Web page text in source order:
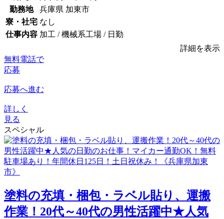
勤務地
兵庫県 加東市
寮・社宅 なし
仕事内容 加工 / 機械系工場 / 日勤
詳細を表示
無料電話で
応募
応募へ進む
詳しく
見る
スペシャル
塗料の充填・梱包・ラベル貼り、運搬
作業！20代～40代の男性活躍中★人気